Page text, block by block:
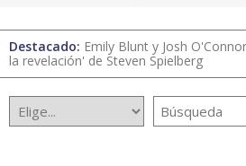
Destacado: Emily Blunt y Josh
la revelación' de Steven Spielberg